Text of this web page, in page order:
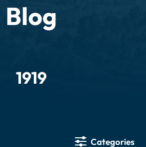
Blog
1919
Categories